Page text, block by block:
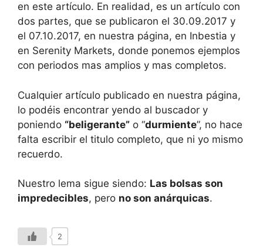
en este artículo. En realidad, es un artículo con
dos partes, que se publicaron el 30.09.2017 y
el 07.10.2017, en nuestra página, en Inbestia y
en Serenity Markets, donde ponemos ejemplos
con periodos mas amplios y mas completos.
Cualquier artículo publicado en nuestra página,
lo podéis encontrar yendo al buscador y
poniendo “beligerante” o “durmiente”, no hace
falta escribir el titulo completo, que ni yo mismo
recuerdo.
Nuestro lema sigue siendo: Las bolsas son
impredecibles, pero no son anárquicas.
2